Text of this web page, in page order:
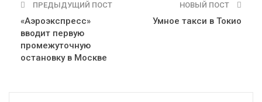
ПРЕДЫДУЩИЙ ПОСТ
«Аэроэкспресс»
вводит первую
промежуточную
остановку в Москве
НОВЫЙ ПОСТ
Умное такси в Токио